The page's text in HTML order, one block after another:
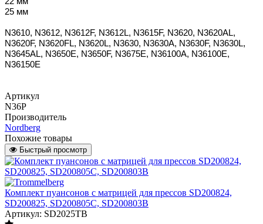
25 мм
N3610, N3612, N3612F, N3612L, N3615F, N3620, N3620AL,
N3620F, N3620FL, N3620L, N3630, N3630A, N3630F, N3630L,
N3645AL, N3650E, N3650F, N3675E, N36100A, N36100E,
N36150E
Артикул
N36P
Производитель
Nordberg
Похожие товары
Быстрый просмотр
Комплект пуансонов с матрицей для прессов SD200824,
SD200825, SD200805C, SD200803B
Артикул: SD2025TB